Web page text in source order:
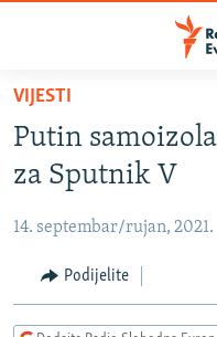
Pređite
glavni
sadržaj
na
navigaciju
Pređite
BOSNA I HERCEGOVINA
SRBIJA
KOSOVO
CRNA GORA
VIJESTI
Putin
za Sputnik V
14. septembar/rujan, 2021.
Podijelite